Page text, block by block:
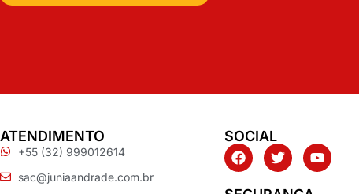
ATENDIMENTO
+55 (32) 999012614
sac@juniaandrade.com.br
SOCIAL